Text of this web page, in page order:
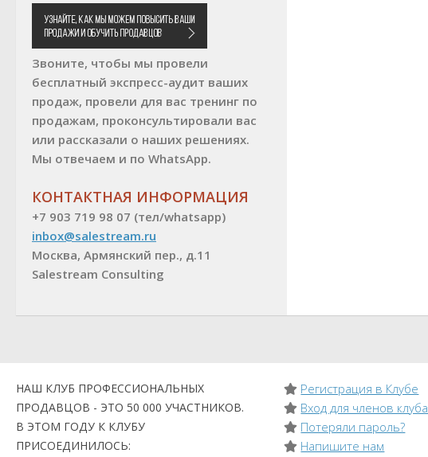
Звоните, чтобы мы провели
бесплатный экспресс-аудит ваших
продаж, провели для вас тренинг по
продажам, проконсультировали вас
или рассказали о наших решениях.
Мы отвечаем и по WhatsApp.
КОНТАКТНАЯ ИНФОРМАЦИЯ
+7 903 719 98 07 (тел/whatsapp)
inbox@salestream.ru
Москва, Армянский пер., д.11
Salestream Consulting
НАШ КЛУБ ПРОФЕССИОНАЛЬНЫХ
ПРОДАВЦОВ - ЭТО 50 000 УЧАСТНИКОВ.
В ЭТОМ ГОДУ К КЛУБУ
ПРИСОЕДИНИЛОСЬ:
Регистрация в Клубе
Вход для членов клуба
Потеряли пароль?
Напишите нам